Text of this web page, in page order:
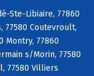
Ste-Libiaire, 77860
77580 Coutevroult,
Montry, 77860
s/Morin, 77580
77580 Villiers